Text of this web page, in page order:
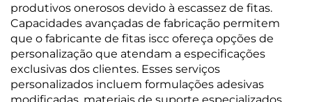
produtivos onerosos devido à escassez de fitas.
Capacidades avançadas de fabricação permitem
que o fabricante de fitas iscc ofereça opções de
personalização que atendam a especificações
exclusivas dos clientes. Esses serviços
personalizados incluem formulações adesivas